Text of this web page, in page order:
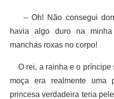
– Oh! Não consegui
havia algo duro na
manchas roxas no corpo!
O rei, a rainha e o príncipe
moça era realmente uma
princesa verdadeira teria